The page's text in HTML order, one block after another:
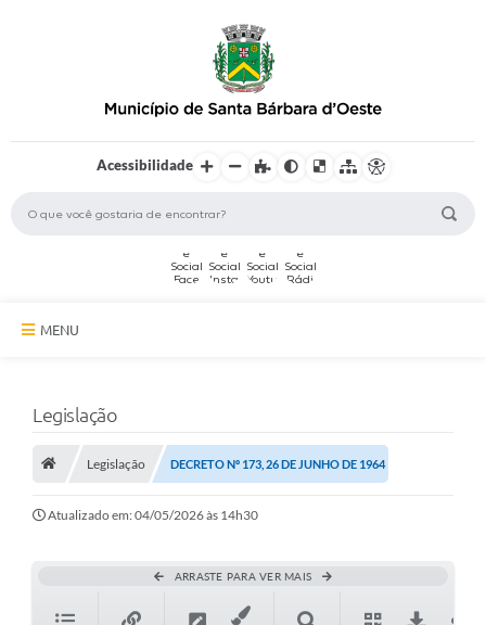
Acessibilidade
MENU
Secretarias
Serviços Online
Ouvidoria
Legislação
Legislação DECRETO Nº 173, 26 DE JUNHO DE 1964
Atualizado em: 04/05/2026 às 14h30
ARRASTE PARA VER MAIS